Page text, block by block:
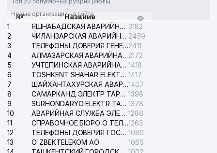
Новые организации на сайте
№
Назвние
1
ЯШНАБАДСКАЯ АВАРИЙНАЯ СЛУЖБА ЭЛЕКТРОСЕТИ 3182
2
ЧИЛАНЗАРСКАЯ АВАРИЙНАЯ СЛУЖБА ЭЛЕКТРОСЕТИ 2459
3
ТЕЛЕФОНЫ ДОВЕРИЯ ГЕНЕРАЛЬНОЙ ПРОКУРАТУРЫ РЕСПУБЛИКИ УЗБЕКИСТАН2411
4
АЛМАЗАРСКАЯ АВАРИЙНАЯ СЛУЖБА ЭЛЕКТРОСЕТИ2172
5
УЧТЕПИНСКАЯ АВАРИЙНАЯ СЛУЖБА ЭЛЕКТРОСЕТИ 1418
6
TOSHKENT SHAHAR ELEKTR TARMOQLARI KORXONASI АО 1417
7
ШАЙХАНТАХУРСКАЯ АВАРИЙНАЯ СЛУЖБА ЭЛЕКТРОСЕТИ1407
8
САМАРКАНД ЭЛЕКТР ТАРМОКЛАРИ АО 1398
9
SURHONDARYO ELEKTR TARMOKLARI АО 1378
10
АВАРИЙНАЯ СЛУЖБА ЭЛЕКТРОСЕТИ ТАШКЕНТСКОГО РАЙОНА 1286
11
СПРАВОЧНОЕ БЮРО О ТЕЛЕФОНАХ ОРГАНИЗАЦИЙ г. ТАШКЕНТА1263
12
ТЕЛЕФОНЫ ДОВЕРИЯ ГОСУДАРСТВЕННОГО ЦЕНТРА ТЕСТИРОВАНИЯ 1080
13
O'ZBEKTELEKOM АО
1065